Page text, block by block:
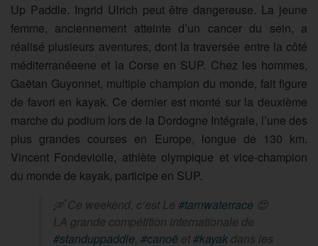
Up Paddle. Ingrid Ulrich peut être dangereuse. La jeune
femme, anciennement atteinte d’un cancer du sein, a
réalisé plusieurs aventures, dont la traversée entre la côté
méditerranéeene et la Corse en SUP. Chez les hommes,
Gaëtan Guyonnet, multiple champion du monde, fait figure
de favori en kayak. Ce dernier est monté sur la deuxième
marche du podium lors de la Dordogne Intégrale, l’une des
plus grandes courses en Europe, longue de 130 km.
Vincent Fondeviolle, athlète olympique et vice-champion
du monde de kayak, participe en SUP.
🛶 Ce weekend, c’est Le #tarnwaterrace 😍
LA grande compétition internationale de
#standuppaddle, #canoë et#kayak dans les